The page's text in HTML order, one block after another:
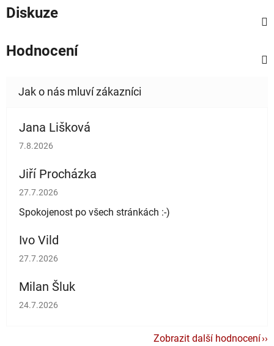
Diskuze
Hodnocení
Jana Lišková
Hodnocení obchodu je 5 z 5 hvězdiček.
7.8.2026
Jiří Procházka
Hodnocení obchodu je 5 z 5 hvězdiček.
27.7.2026
Spokojenost po všech stránkách :-)
Ivo Vild
Hodnocení obchodu je 5 z 5 hvězdiček.
27.7.2026
Milan Šluk
Hodnocení obchodu je 5 z 5 hvězdiček.
24.7.2026
Zobrazit další hodnocení